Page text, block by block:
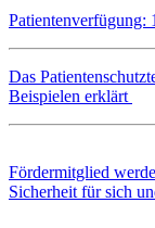
Patientenverfügung:
Das
Beispielen erklärt
Fördermitglied
Sicherheit für sich